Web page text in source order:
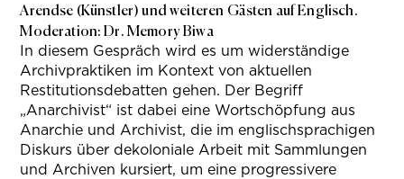
Arendse (Künstler) und weiteren Gästen auf Englisch.
Moderation: Dr. Memory Biwa
In diesem Gespräch wird es um widerständige
Archivpraktiken im Kontext von aktuellen
Restitutionsdebatten gehen. Der Begriff
„Anarchivist“ ist dabei eine Wortschöpfung aus
Anarchie und Archivist, die im englischsprachigen
Diskurs über dekoloniale Arbeit mit Sammlungen
und Archiven kursiert, um eine progressivere